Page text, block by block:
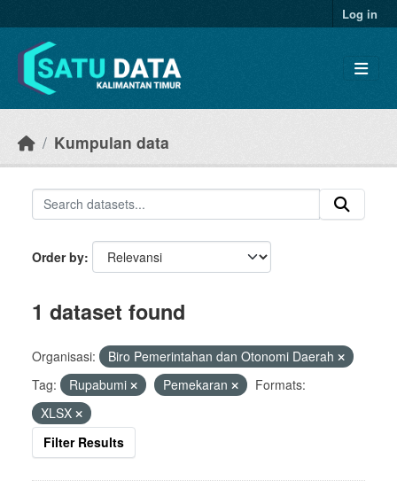
Log in
Kumpulan data
Order by
1 dataset found
Organisasi:
Biro Pemerintahan dan Otonomi Daerah
Tag:
Rupabumi Pemekaran
Formats:
XLSX
Filter Results